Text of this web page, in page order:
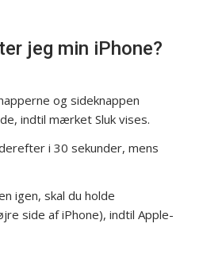
jeg min iPhone?
og sideknappen
indtil mærket Sluk vises.
i 30 sekunder, mens
igen, skal du holde
side af iPhone), indtil Apple-